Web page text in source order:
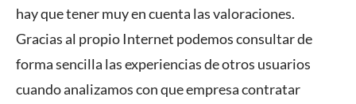
hay que tener muy en cuenta las valoraciones.
Gracias al propio Internet podemos consultar de
forma sencilla las experiencias de otros usuarios
cuando analizamos con que empresa contratar